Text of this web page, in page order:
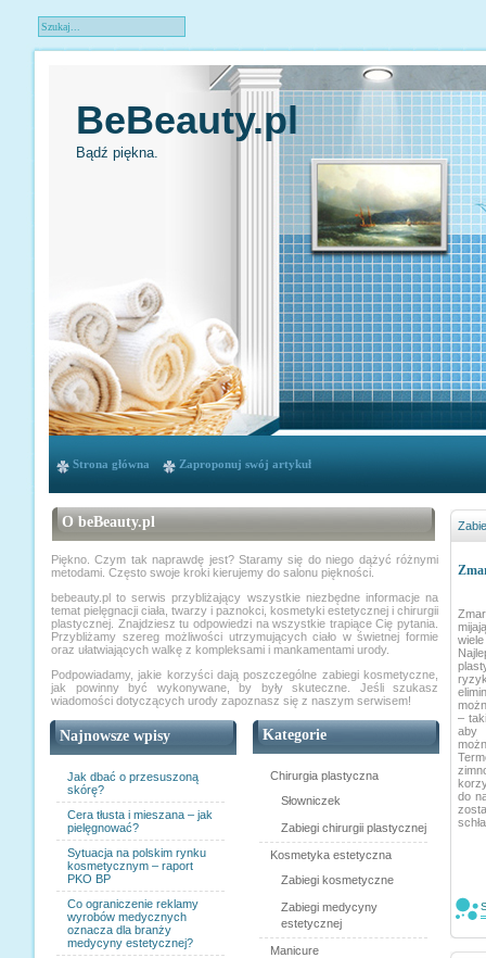
BeBeauty.pl
Bądź piękna.
Strona główna Zaproponuj swój artykuł
O beBeauty.pl
Piękno. Czym tak naprawdę jest? Staramy się do niego dążyć różnymi
metodami. Często swoje kroki kierujemy do salonu piękności.
bebeauty.pl to serwis przybliżający wszystkie niezbędne informacje na
temat pielęgnacji ciała, twarzy i paznokci, kosmetyki estetycznej i chirurgii
plastycznej. Znajdziesz tu odpowiedzi na wszystkie trapiące Cię pytania.
Przybliżamy szereg możliwości utrzymujących ciało w świetnej formie
oraz ułatwiających walkę z kompleksami i mankamentami urody.
Podpowiadamy, jakie korzyści dają poszczególne zabiegi kosmetyczne,
jak powinny być wykonywane, by były skuteczne. Jeśli szukasz
wiadomości dotyczących urody zapoznasz się z naszym serwisem!
Najnowsze wpisy
Jak dbać o przesuszoną
skórę?
Cera tłusta i mieszana – jak
pielęgnować?
Sytuacja na polskim rynku
kosmetycznym – raport
PKO BP
Co ograniczenie reklamy
wyrobów medycznych
oznacza dla branży
medycyny estetycznej?
Kategorie
Chirurgia plastyczna
Słowniczek
Zabiegi chirurgii plastycznej
Kosmetyka estetyczna
Zabiegi kosmetyczne
Zabiegi medycyny
estetycznej
Manicure
–
aby
do